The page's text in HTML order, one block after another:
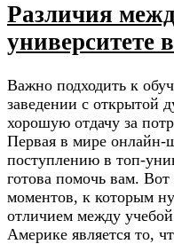
Различия
университете
Важно подходить к
заведении с открытой
хорошую отдачу за
Первая в мире онлайн-
поступлению в топ-
готова помочь вам.
моментов, к которым
отличием между
Америке является то,